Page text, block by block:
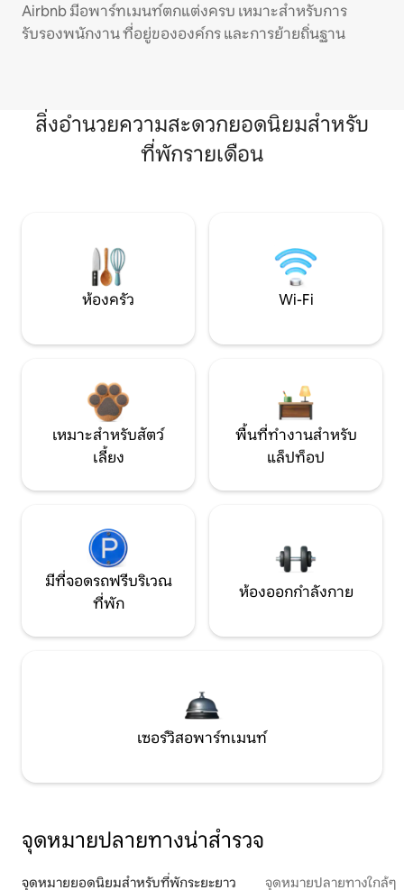
Airbnb มีอพาร์ทเมนท์ตกแต่งครบ เหมาะสำหรับการ
รับรองพนักงาน ที่อยู่ขององค์กร และการย้ายถิ่นฐาน
สิ่งอำนวยความสะดวกยอดนิยมสำหรับ
ที่พักรายเดือน
ห้องครัว Wi-Fi
เหมาะสำหรับสัตว์
เลี้ยง
พื้นที่ทำงานสำหรับ
แล็ปท็อป
มีที่จอดรถฟรีบริเวณ
ที่พัก
ห้องออกกำลังกาย
เซอร์วิสอพาร์ทเมนท์
จุดหมายปลายทางน่าสำรวจ
จุดหมายยอดนิยมสำหรับที่พักระยะยาว จุดหมายปลายทางใกล้ๆ